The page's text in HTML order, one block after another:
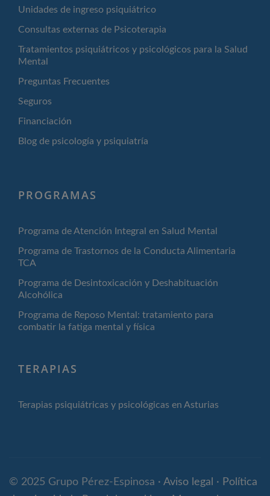
Unidades de ingreso psiquiátrico
Consultas externas de Psicoterapia
Tratamientos psiquiátricos y psicológicos para la Salud
Mental
Preguntas Frecuentes
Seguros
Financiación
Blog de psicología y psiquiatría
PROGRAMAS
Programa de Atención Integral en Salud Mental
Programa de Trastornos de la Conducta Alimentaria
TCA
Programa de Desintoxicación y Deshabituación
Alcohólica
Programa de Reposo Mental: tratamiento para
combatir la fatiga mental y física
TERAPIAS
Terapias psiquiátricas y psicológicas en Asturias
© 2025 Grupo Pérez-Espinosa · Aviso legal · Política